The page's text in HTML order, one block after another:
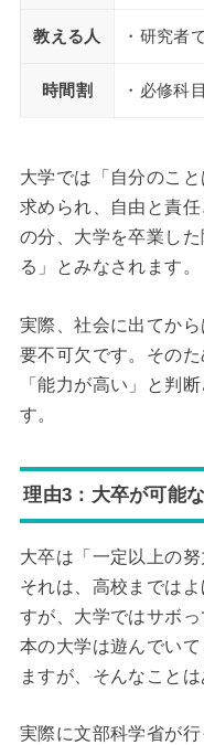
教える人 ・研究者
時間割 ・必修科
大学では「自分のこ
求められ、自由と責
の分、大学を卒業し
る」とみなされます。
実際、社会に出てか
要不可欠です。その
「能力が高い」と判
す。
理由3：大卒が可能
大卒は「一定以上の
それは、高校までは
すが、大学ではサボ
本の大学は遊んでい
ますが、そんなことは
実際に文部科学省が